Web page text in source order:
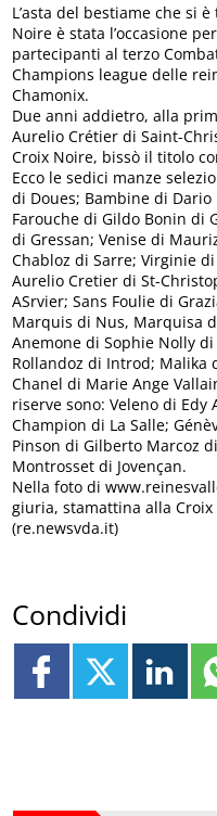
L’asta del bestiame che si
Noire è stata l’occasione
partecipanti al terzo
Champions league delle
Chamonix.
Due anni addietro, alla
Aurelio Crétier di Saint-
Croix Noire, bissò il titolo
Ecco le sedici manze
di Doues; Bambine di
Farouche di Gildo Bonin di
di Gressan; Venise di
Chabloz di Sarre; Virginie
Aurelio Cretier di St-
ASrvier; Sans Foulie di
Marquis di Nus, Marquisa
Anemone di Sophie Nolly
Rollandoz di Introd; Malika
Chanel di Marie Ange
riserve sono: Veleno di
Champion di La Salle;
Pinson di Gilberto Marcoz
Montrosset di Jovençan.
Nella foto di
giuria, stamattina alla Croix
(re.newsvda.it)
Condividi